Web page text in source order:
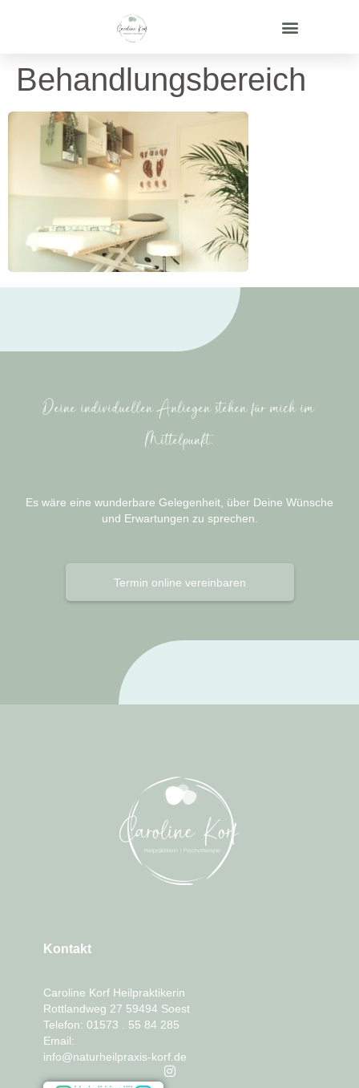
Behandlungsbereich
Deine individuellen Anliegen stehen für mich im
Mittelpunkt.
Es wäre eine wunderbare Gelegenheit, über Deine Wünsche
und Erwartungen zu sprechen.
Termin online vereinbaren
Kontakt
Caroline Korf Heilpraktikerin
Rottlandweg 27 59494 Soest
Telefon: 01573 . 55 84 285
Email:
info@naturheilpraxis-korf.de